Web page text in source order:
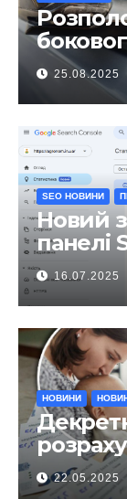
ремонт
25.08.2025
SEO НОВИНИ
Новий
панелі
чого
16.07.2025
НОВИНИ
22.05.2025